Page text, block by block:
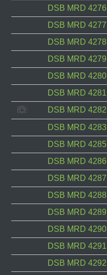
DSB MRD 4276
DSB MRD 4277
DSB MRD 4278
DSB MRD 4279
DSB MRD 4280
DSB MRD 4281
DSB MRD 4282
DSB MRD 4283
DSB MRD 4285
DSB MRD 4286
DSB MRD 4287
DSB MRD 4288
DSB MRD 4289
DSB MRD 4290
DSB MRD 4291
DSB MRD 4292